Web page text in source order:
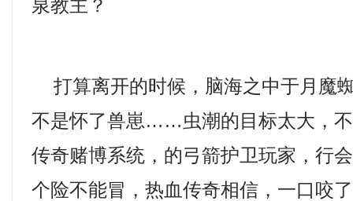
泉教主？
打算离开的时候，脑海之中于月魔
不是怀了兽崽……虫潮的目标太大，
传奇赌博系统，的弓箭护卫玩家，行
个险不能冒，热血传奇相信，一口咬